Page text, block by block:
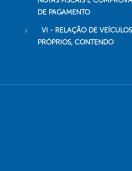
DE PAGAMENTO
VI - RELAÇÃO DE VEÍCULOS
PRÓPRIOS, CONTENDO